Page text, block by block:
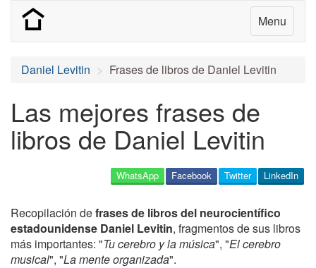
Menu
Daniel Levitin Frases de libros de Daniel Levitin
Las mejores frases de
libros de Daniel Levitin
LinkedIn
Twitter
Facebook
WhatsApp
Recopilación defrases de libros del neurocientífico
estadounidense Daniel Levitin, fragmentos de sus libros
más importantes: "Tu cerebro y la música", "El cerebro
musical", "La mente organizada".